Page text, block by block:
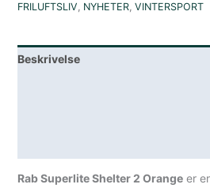
personer
antall
FRILUFTSLIV, NYHETER,VINTERSPORT
Beskrivelse
Rab Superlite Shelter 2 Orange er